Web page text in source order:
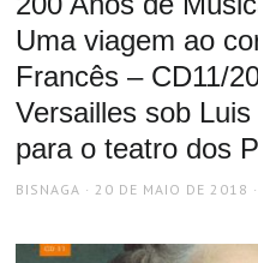
Uma viagem ao
Francês – CD11/
Versailles sob
para o teatro dos
AUTHOR
BISNAGA
POSTED
20 DE MAIO DE 2018